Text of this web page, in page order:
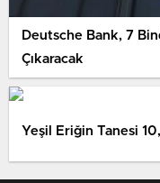
Deutsche Bank, 7
Çıkaracak
Yeşil Eriğin Tanesi